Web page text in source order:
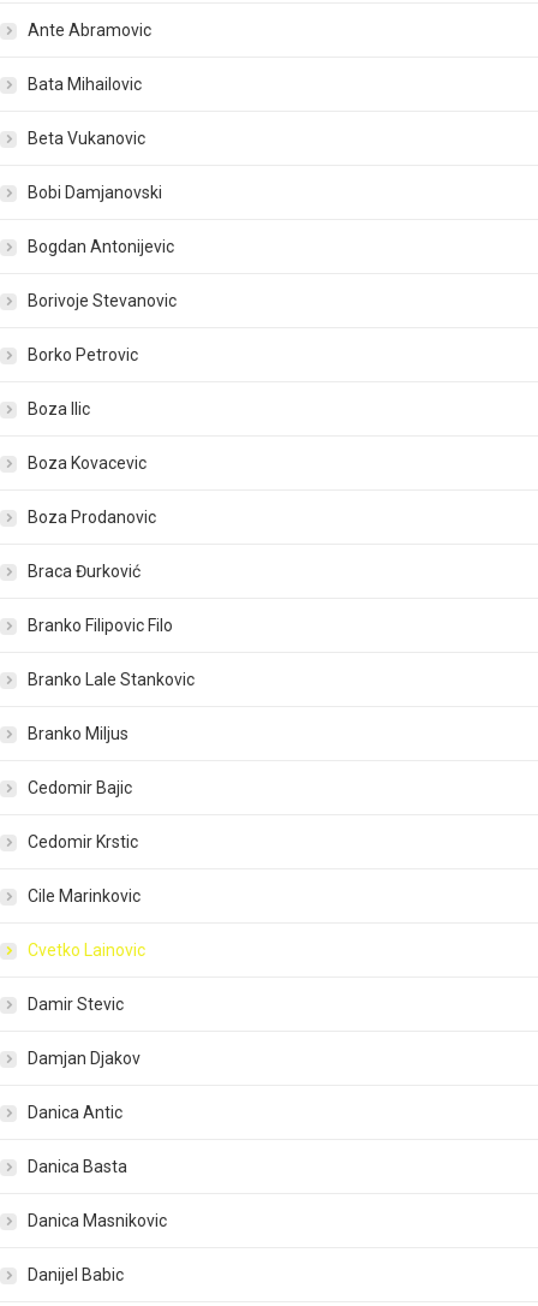
Ante Abramovic
Bata Mihailovic
Beta Vukanovic
Bobi Damjanovski
Bogdan Antonijevic
Borivoje Stevanovic
Borko Petrovic
Boza Ilic
Boza Kovacevic
Boza Prodanovic
Braca Đurković
Branko Filipovic Filo
Branko Lale Stankovic
Branko Miljus
Cedomir Bajic
Cedomir Krstic
Cile Marinkovic
Cvetko Lainovic
Damir Stevic
Damjan Djakov
Danica Antic
Danica Basta
Danica Masnikovic
Danijel Babic